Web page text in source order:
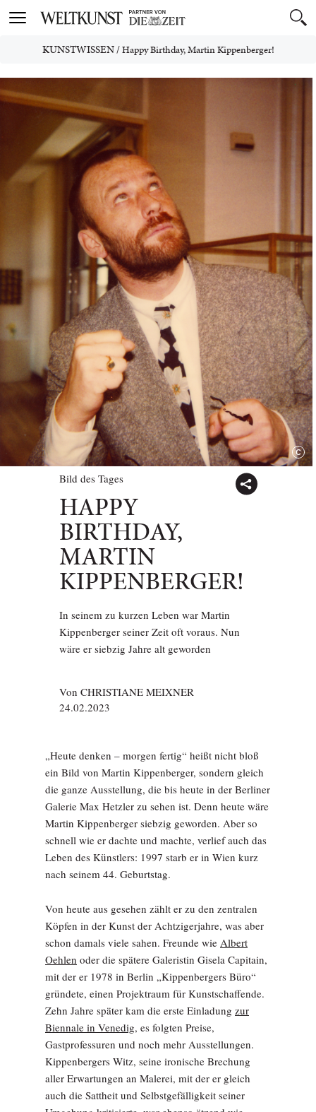
Toggle
KUNSTWISSEN/Happy Birthday, Martin Kippenberger!
Bild des Tages
HAPPY
BIRTHDAY,
MARTIN
KIPPENBERGER!
In seinem zu kurzen Leben war Martin
Kippenberger seiner Zeit oft voraus. Nun
wäre er siebzig Jahre alt geworden
Von CHRISTIANE MEIXNER
24.02.2023
„Heute denken – morgen fertig“ heißt nicht bloß
ein Bild von Martin Kippenberger, sondern gleich
die ganze Ausstellung, die bis heute in der Berliner
Galerie Max Hetzler zu sehen ist. Denn heute wäre
Martin Kippenberger siebzig geworden. Aber so
schnell wie er dachte und machte, verlief auch das
Leben des Künstlers: 1997 starb er in Wien kurz
nach seinem 44. Geburtstag.
Von heute aus gesehen zählt er zu den zentralen
Köpfen in der Kunst der Achtzigerjahre, was aber
schon damals viele sahen. Freunde wie Albert
Oehlen oder die spätere Galeristin Gisela Capitain,
mit der er 1978 in Berlin „Kippenbergers Büro“
gründete, einen Projektraum für Kunstschaffende.
Zehn Jahre später kam die erste Einladung zur
Biennale in Venedig, es folgten Preise,
Gastprofessuren und noch mehr Ausstellungen.
Kippenbergers Witz, seine ironische Brechung
aller Erwartungen an Malerei, mit der er gleich
auch die Sattheit und Selbstgefälligkeit seiner